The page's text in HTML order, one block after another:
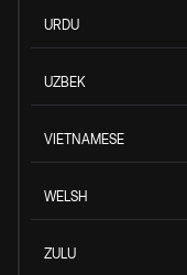
URDU
UZBEK
VIETNAMESE
WELSH
ZULU